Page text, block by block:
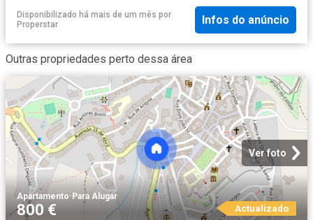
Disponibilizado há mais de um mês por
Properstar
Infos do anúncio
Outras propriedades perto dessa área
Ver foto
Apartamento·Para Alugar
800 € Actualizado